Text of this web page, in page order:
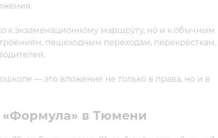
к экзаменационному маршруту, но и к обычным
пешеходным переходам, перекрёсткам,
— это вложение не только в права, но и в
в Тюмени